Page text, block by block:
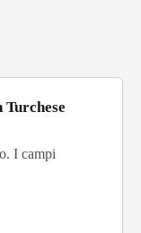
Turchese
I campi